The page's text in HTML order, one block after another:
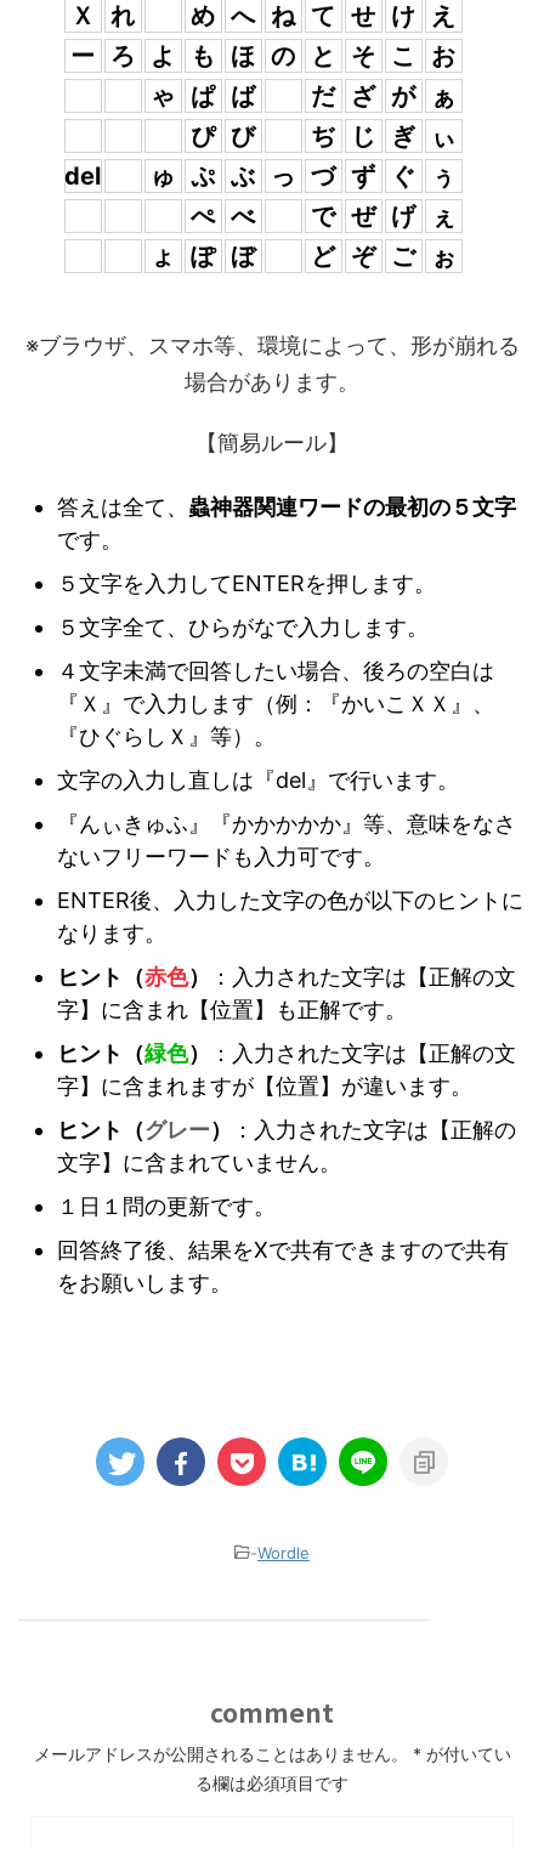
Ｘ れ め へ ね て せ け
え
ー
ろ よ も ほ の と そ こ
お
ゃ
ぱ ば だ ざ が
ぁ
ぴ び ぢ じ ぎ
ぃ
del
ゅ ぷ ぶ っ づ ず ぐ
ぅ
ぺ べ で ぜ げ
ぇ
ょ
ぽ ぼ ど ぞ ご ぉ
※ブラウザ、スマホ等、環境によって、形が崩れる
場合があります。
【簡易ルール】
答えは全て、 蟲神器関連ワードの最初の５文字
です。
５文字を入力してENTERを押します。
５文字全て、ひらがなで入力します。
４文字未満で回答したい場合、後ろの空白は
『Ｘ』で入力します（例：『かいこＸＸ』、
『ひぐらしＸ』等）。
文字の入力し直しは『del』で行います。
『んぃきゅふ』『かかかかか』等、意味をなさ
ないフリーワードも入力可です。
ENTER後、入力した文字の色が以下のヒントに
なります。
ヒント（赤色）
：入力された文字は【正解の文
字】に含まれ【位置】も正解です。
ヒント（緑色）
：入力された文字は【正解の文
字】に含まれますが【位置】が違います。
ヒント（グレー）
：入力された文字は【正解の
文字】に含まれていません。
１日１問の更新です。
回答終了後、結果をXで共有できますので共有
をお願いします。
-Wordle
comment
メールアドレスが公開されることはありません。 * が付いてい
る欄は必須項目です